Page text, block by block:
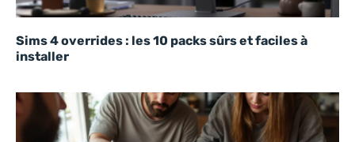
Sims 4 overrides : les 10 packs sûrs et faciles à
installer